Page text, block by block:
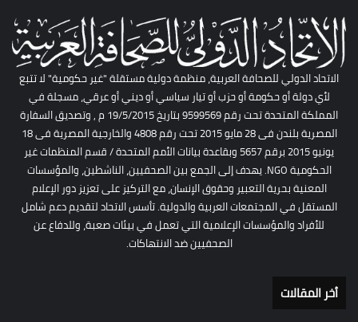
الاتحاد الدولي للصحافة العربية، منظمة دولية مستقلة "غير حكومية" لا تتبع
لأي دولة أو حكومة أو حزب أو تيار سياسي أو ديني أو عرقي، مسجلة في
المملكة المتحدة تحت رقم 9599569 بتاريخ 19/5/2015 م , وتصديق السفارة
المصرية بلندن فى 28 مايو 2015 تحت رقم 4808 والخارجية المصرية فى 18
يونيو 2015 برقم 5657 وبقاعدة بيانات الأمم المتحدة / قسم المنظمات غير
الحكومية NGO. يهدف إلى الجمع بين الصحفيين، الناشطين، والمؤسسات
المعنية بحرية التعبير وحقوق الإنسان، مع التركيز على تعزيز دور الإعلام
المستقل في المجتمعات العربية والدولية. تأسس الاتحاد لتقديم دعم شامل
للأفراد والمؤسسات الإعلامية التي تعمل في بيئات صعبة، وللدفاع عن
الصحفيين ضد الانتهاكات.
أخر المقالات